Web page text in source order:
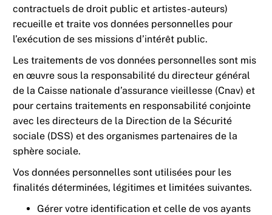
contractuels de droit public et artistes-auteurs)
recueille et traite vos données personnelles pour
l’exécution de ses missions d’intérêt public.
Les traitements de vos données personnelles sont mis
en œuvre sous la responsabilité du directeur général
de la Caisse nationale d’assurance vieillesse (Cnav) et
pour certains traitements en responsabilité conjointe
avec les directeurs de la Direction de la Sécurité
sociale (DSS) et des organismes partenaires de la
sphère sociale.
Vos données personnelles sont utilisées pour les
finalités déterminées, légitimes et limitées suivantes.
Gérer votre identification et celle de vos ayants